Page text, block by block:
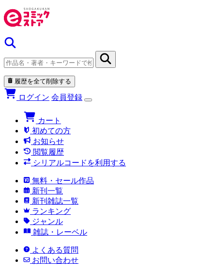
履歴を全て削除する
ログイン 会員登録
カート
初めての方
お知らせ
閲覧履歴
シリアルコードを利用する
無料・セール作品
新刊一覧
新刊雑誌一覧
ランキング
ジャンル
雑誌・レーベル
よくある質問
お問い合わせ